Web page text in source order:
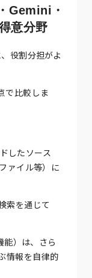
Gemini・
意分野
役割分担がよ
で比較しま
したソース
ァイル等）に
索を通じて
）は、さら
情報を自律的